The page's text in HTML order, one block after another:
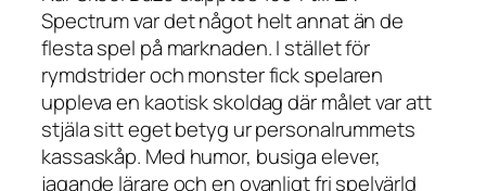
Spectrum var det något helt annat än de
flesta spel på marknaden. I stället för
rymdstrider och monster fick spelaren
uppleva en kaotisk skoldag där målet var att
stjäla sitt eget betyg ur personalrummets
kassaskåp. Med humor, busiga elever,
jagande lärare och en ovanligt fri spelvärld